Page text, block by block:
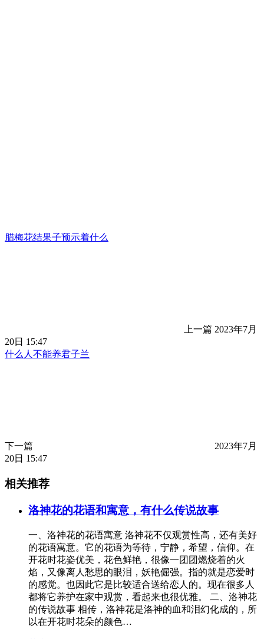
腊梅花结果子预示着什么
上一篇 2023年7月
20日 15:47
什么人不能养君子兰
下一篇
2023年7月
20日 15:47
相关推荐
洛神花的花语和寓意，有什么传说故事
一、洛神花的花语寓意 洛神花不仅观赏性高，还有美好
的花语寓意。它的花语为等待，宁静，希望，信仰。在
开花时花姿优美，花色鲜艳，很像一团团燃烧着的火
焰，又像离人愁思的眼泪，妖艳倔强。指的就是恋爱时
的感觉。也因此它是比较适合送给恋人的。现在很多人
都将它养护在家中观赏，看起来也很优雅。 二、洛神花
的传说故事 相传，洛神花是洛神的血和泪幻化成的，所
以在开花时花朵的颜色…